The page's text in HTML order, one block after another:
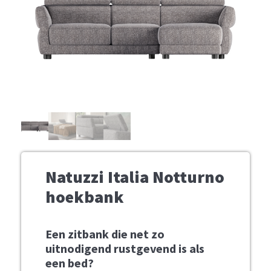
Natuzzi Italia Notturno
hoekbank
Een zitbank die net zo
uitnodigend rustgevend is als
een bed?